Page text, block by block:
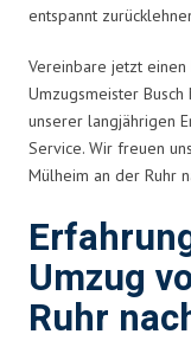
entspannt
Vereinbare jetzt
Umzugsmeister
unserer langjährigen
Service. Wir freuen
Mülheim an der Ruhr
Umzug
Ruhr